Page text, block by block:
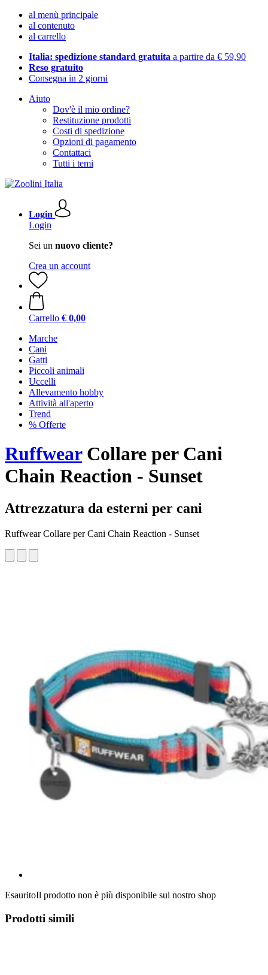
al menù principale
al contenuto
al carrello
Italia: spedizione standard gratuita a partire da € 59,90
Reso gratuito
Consegna in 2 giorni
Aiuto
Dov'è il mio ordine?
Restituzione prodotti
Costi di spedizione
Opzioni di pagamento
Contattaci
Tutti i temi
Login
Login
Sei un nuovo cliente?
Crea un account
Carrello € 0,00
Marche
Cani
Gatti
Piccoli animali
Uccelli
Allevamento hobby
Attività all'aperto
Trend
% Offerte
RuffwearCollare per Cani
Chain Reaction - Sunset
Attrezzatura da esterni per cani
Ruffwear Collare per Cani Chain Reaction - Sunset
EsauritoIl prodotto non è più disponibile sul nostro shop
Prodotti simili